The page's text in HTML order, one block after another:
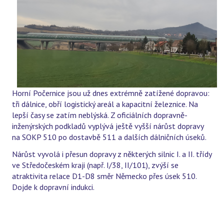
Horní Počernice jsou už dnes extrémně zatížené dopravou:
tři dálnice, obří logistický areál a kapacitní železnice. Na
lepší časy se zatím neblýská. Z oficiálních dopravně-
inženýrských podkladů vyplývá ještě vyšší nárůst dopravy
na SOKP 510 po dostavbě 511 a dalších dálničních úseků.
Nárůst vyvolá i přesun dopravy z některých silnic I. a II. třídy
ve Středočeském kraji (např. I/38, II/101), zvýší se
atraktivita relace D1-D8 směr Německo přes úsek 510.
Dojde k dopravní indukci.